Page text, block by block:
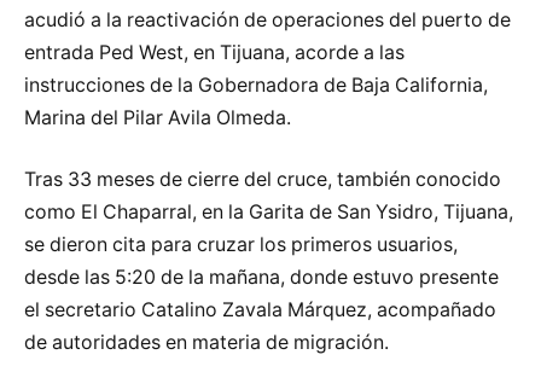
acudió a la reactivación de operaciones del puerto de
entrada Ped West, en Tijuana, acorde a las
instrucciones de la Gobernadora de Baja California,
Marina del Pilar Avila Olmeda.
Tras 33 meses de cierre del cruce, también conocido
como El Chaparral, en la Garita de San Ysidro, Tijuana,
se dieron cita para cruzar los primeros usuarios,
desde las 5:20 de la mañana, donde estuvo presente
el secretario Catalino Zavala Márquez, acompañado
de autoridades en materia de migración.